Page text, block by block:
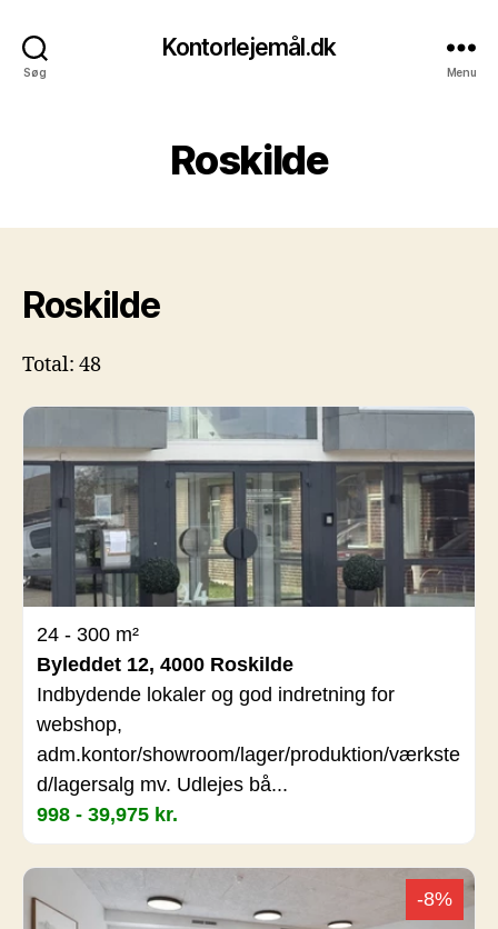
Søg
Kontorlejemål.dk
Menu
Roskilde
Roskilde
Total: 48
24 - 300 m²
Byleddet 12, 4000 Roskilde
Indbydende lokaler og god indretning for
webshop,
adm.kontor/showroom/lager/produktion/værkste
d/lagersalg mv. Udlejes bå...
998 - 39,975 kr.
-8%